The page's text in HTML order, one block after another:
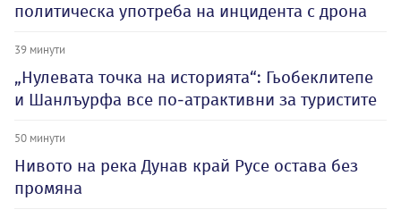
политическа употреба на инцидента с дрона
39 минути
„Нулевата точка на историята“: Гьобеклитепе
и Шанлъурфа все по-атрактивни за туристите
50 минути
Нивото на река Дунав край Русе остава без
промяна